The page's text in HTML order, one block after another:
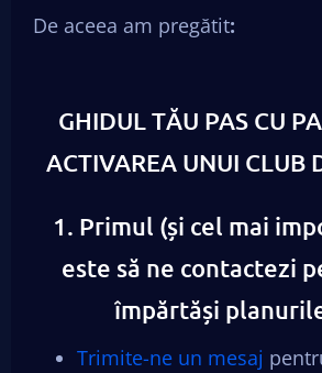
De aceea am pregătit:
GHIDUL TĂU PAS CU
ACTIVAREA UNUI CLUB
1. Primul (și cel mai
este să ne contactezi
împărtăși
Trimite-ne un mesaj